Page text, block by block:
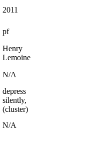
2011
pf
Henry
Lemoine
N/A
depress
silently,
(cluster)
N/A